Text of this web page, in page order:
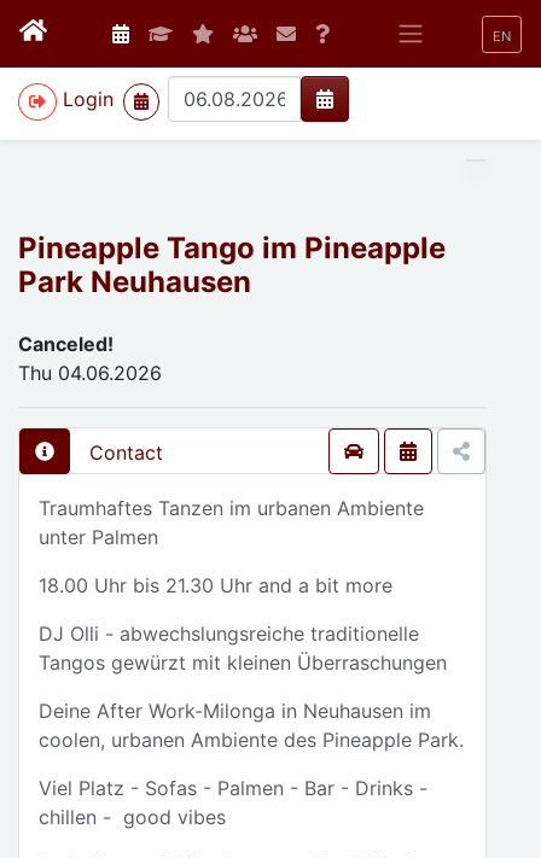
EN
Login
>
Pineapple Tango im Pineapple
Park Neuhausen
Canceled!
Thu 04.06.2026
Contact
Traumhaftes Tanzen im urbanen Ambiente
unter Palmen
18.00 Uhr bis 21.30 Uhr and a bit more
DJ Olli - abwechslungsreiche traditionelle
Tangos gewürzt mit kleinen Überraschungen
Deine After Work-Milonga in Neuhausen im
coolen, urbanen Ambiente des Pineapple Park.
Viel Platz - Sofas - Palmen - Bar - Drinks -
chillen - good vibes